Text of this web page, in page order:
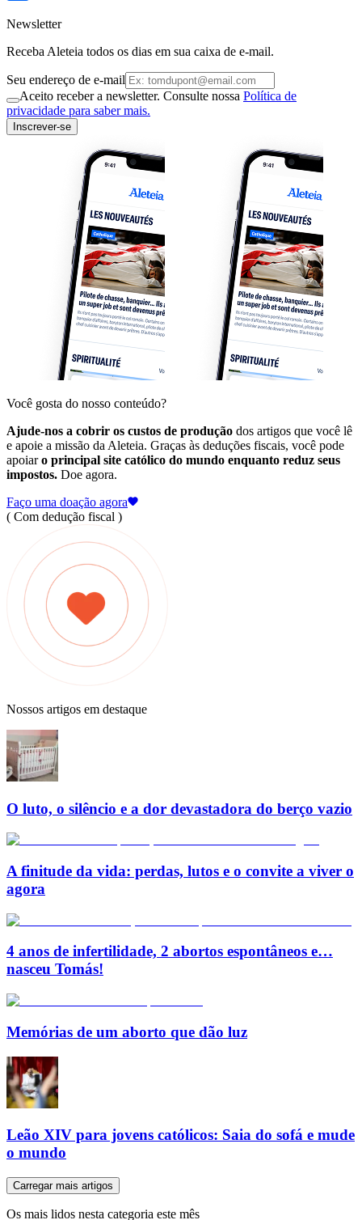
Newsletter
Receba Aleteia todos os dias em sua caixa de e-mail.
Seu endereço de e-mail
Aceito receber a newsletter. Consulte nossa Política de
privacidade para saber mais.
Inscrever-se
Você gosta do nosso conteúdo?
Ajude-nos a cobrir os custos de produção dos artigos que você lê
e apoie a missão da Aleteia. Graças às deduções fiscais, você pode
apoiaro principal site católico do mundo enquanto reduz seus
impostos. Doe agora.
Faço uma doação agora
( Com dedução fiscal )
Nossos artigos em destaque
O luto, o silêncio e a dor devastadora do berço vazio
A finitude da vida: perdas, lutos e o convite a viver o
agora
4 anos de infertilidade, 2 abortos espontâneos e…
nasceu Tomás!
Memórias de um aborto que dão luz
Leão XIV para jovens católicos: Saia do sofá e mude
o mundo
Carregar mais artigos
Os mais lidos nesta categoria este mês